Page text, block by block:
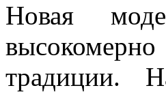
Новая
традиции.